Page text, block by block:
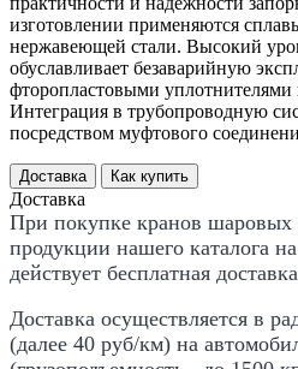
изготовлении применяются
нержавеющей стали. Высокий
обуславливает безаварийную
фторопластовыми уплотнителями
Интеграция в трубопроводную
посредством муфтового
Доставка Как купить
Доставка
При покупке кранов шаровых
продукции нашего каталога
действует бесплатная доставка
Доставка осуществляется в
(далее 40 руб/км) на